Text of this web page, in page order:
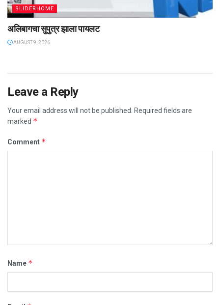
SLIDERHOME
अलिबागचा सुपुत्र झाला पायलट
AUGUST 9, 2026
Leave a Reply
Your email address will not be published. Required fields are
marked *
Comment *
Name *